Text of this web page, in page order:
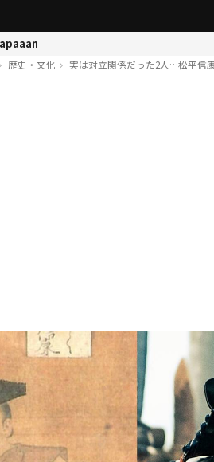
歴史・文化 実は対立関係だった2人…松平信